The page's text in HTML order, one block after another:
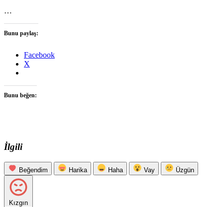
…
Bunu paylaş:
Facebook
X
Bunu beğen:
İlgili
Beğendim Harika Haha Vay Üzgün
Kızgın